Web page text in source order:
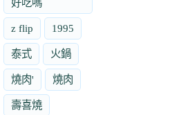
好吃嗎
z flip 1995
泰式 火鍋
燒肉' 燒肉
壽喜燒